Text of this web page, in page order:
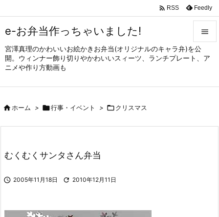
e-お弁当作っちゃいました!
宮澤真理のかわいいお絵かきお弁当(オリジナルのキャラ弁)を公
開。ウィンナー飾り切りやかわいいスィーツ、ランチプレート、ア
ニメや作り方動画も


メニュ
サイド

 RSS Feedly
ホーム > 行事・イベント > クリスマス
むくむくサンタさん弁当
 2005年11月18日  2010年12月11日